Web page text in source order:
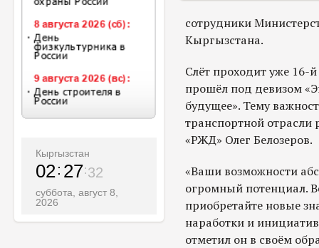
Кыргызстан
02 27 34
суббота, август 8,
2026
сотрудники
Кыргызстана.
Слёт проходит уже 16-
прошёл под девизом
будущее». Тему
транспортной
«РЖД» Олег Белозеров.
«Ваши возможности
огромный потенциал.
приобретайте новые
наработки и
отметил он в своём